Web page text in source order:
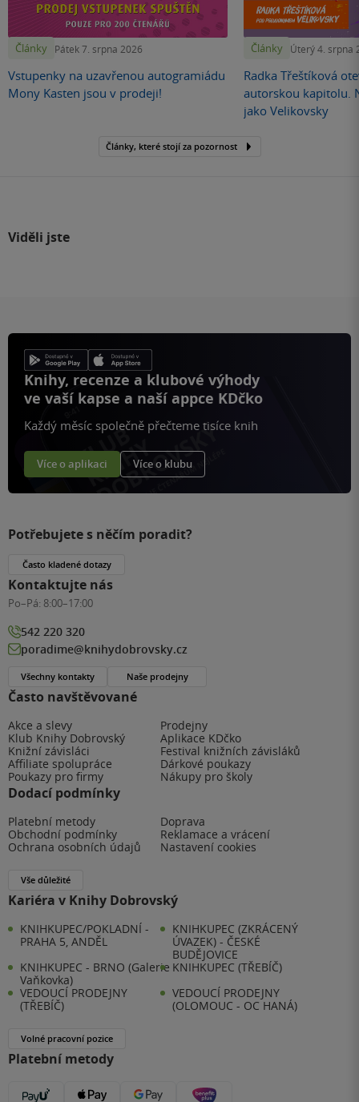
Články Pátek 7. srpna 2026
Vstupenky na uzavřenou autogramiádu
Mony Kasten jsou v prodeji!
Články Úterý 4. srpna
Radka Třeštíková
autorskou kapitolu.
jako Velikovsky
Články, které stojí za pozornost
Viděli jste
Knihy, recenze a klubové výhody
ve vaší kapse a naší appce KDčko
Každý měsíc společně přečteme tisíce knih
Více o aplikaci Více o klubu
Často navštěvované
Akce a slevy
Prodejny
Klub Knihy Dobrovský
Aplikace KDčko
Knižní závisláci
Festival knižních závisláků
Affiliate spolupráce
Dárkové poukazy
Poukazy pro firmy
Nákupy pro školy
Dodací podmínky
Platební metody
Doprava
Obchodní podmínky
Reklamace a vrácení
Ochrana osobních údajů
Nastavení cookies
Vše důležité
Kariéra v Knihy Dobrovský
KNIHKUPEC/POKLADNÍ -
PRAHA 5, ANDĚL
KNIHKUPEC (ZKRÁCENÝ
ÚVAZEK) - ČESKÉ
BUDĚJOVICE
KNIHKUPEC - BRNO (Galerie
Vaňkovka)
KNIHKUPEC (TŘEBÍČ)
VEDOUCÍ PRODEJNY
(TŘEBÍČ)
VEDOUCÍ PRODEJNY
(OLOMOUC - OC HANÁ)
Volné pracovní pozice
Platební metody
Potřebujete s něčím poradit?
Často kladené dotazy
Kontaktujte nás
Po–Pá: 8:00–17:00
542 220 320
poradime@knihydobrovsky.cz
Všechny kontakty Naše prodejny